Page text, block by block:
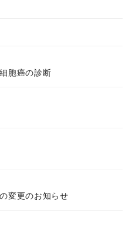
胞癌の診断
変更のお知らせ